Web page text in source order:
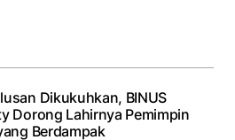
Dikukuhkan, BINUS
Dorong Lahirnya Pemimpin
Berdampak